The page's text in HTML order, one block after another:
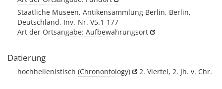
Staatliche Museen, Antikensammlung Berlin, Berlin,
Deutschland, Inv.-Nr. V5.1-177
Art der Ortsangabe: Aufbewahrungsort
Datierung
hochhellenistisch (Chronontology) 2. Viertel, 2. Jh. v. Chr.